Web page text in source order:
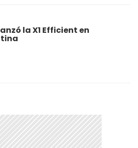
la X1 Efficient en